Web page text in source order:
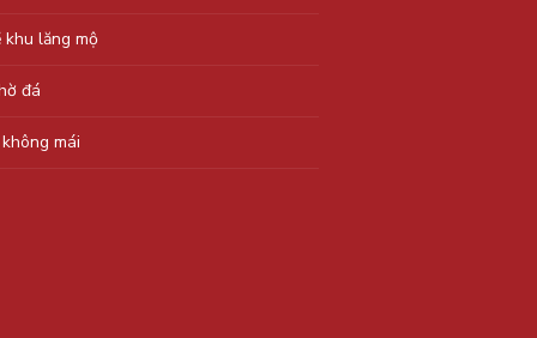
khu lăng mộ
đá
mái